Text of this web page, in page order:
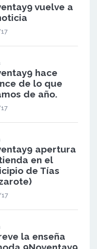
vuelve a
hace
de lo que
de año.
apertura
en el
de Tías
la enseña